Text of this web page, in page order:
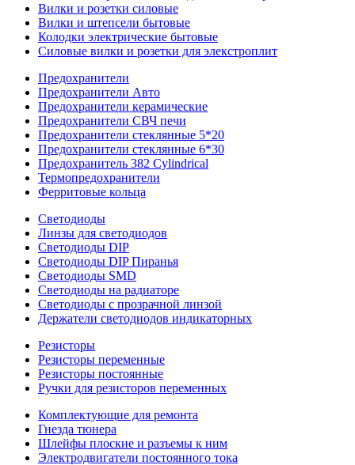
Вилки и розетки силовые
Вилки и штепсели бытовые
Колодки электрические бытовые
Силовые вилки и розетки для элекстроплит
Предохранители
Предохранители Авто
Предохранители керамические
Предохранители СВЧ печи
Предохранители стеклянные 5*20
Предохранители стеклянные 6*30
Предохранитель 382 Cylindrical
Термопредохранители
Ферритовые кольца
Светодиоды
Линзы для светодиодов
Светодиоды DIP
Светодиоды DIP Пиранья
Светодиоды SMD
Светодиоды на радиаторе
Светодиоды с прозрачной линзой
Держатели светодиодов индикаторных
Резисторы
Резисторы переменные
Резисторы постоянные
Ручки для резисторов переменных
Комплектующие для ремонта
Гнезда тюнера
Шлейфы плоские и разъемы к ним
Электродвигатели постоянного тока